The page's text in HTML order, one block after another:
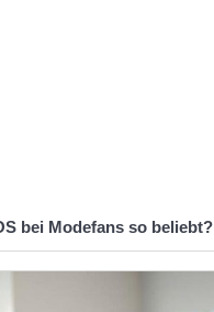
bei Modefans so beliebt?